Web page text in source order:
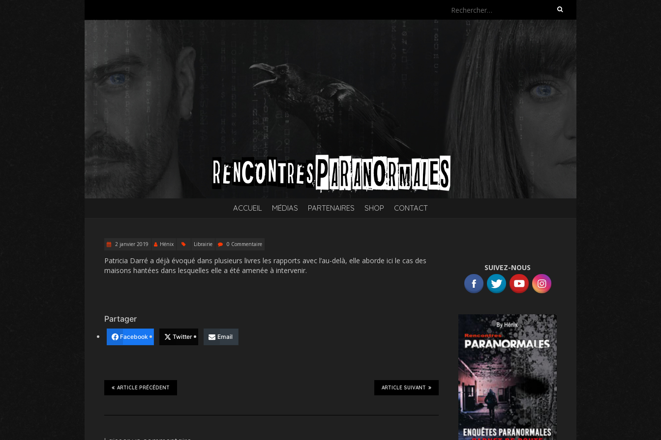
Rechercher :
ACCUEIL MÉDIAS PARTENAIRES SHOP CONTACT
2 janvier 2019 Hénix Librairie 0 Commentaire
Patricia Darré a déjà évoqué dans plusieurs livres les rapports avec l’au-delà, elle aborde ici le cas des
maisons hantées dans lesquelles elle a été amenée à intervenir.
Partager
Facebook Twitter Email
ARTICLE SUIVANT
ARTICLE PRÉCÉDENT
SUIVEZ-NOUS